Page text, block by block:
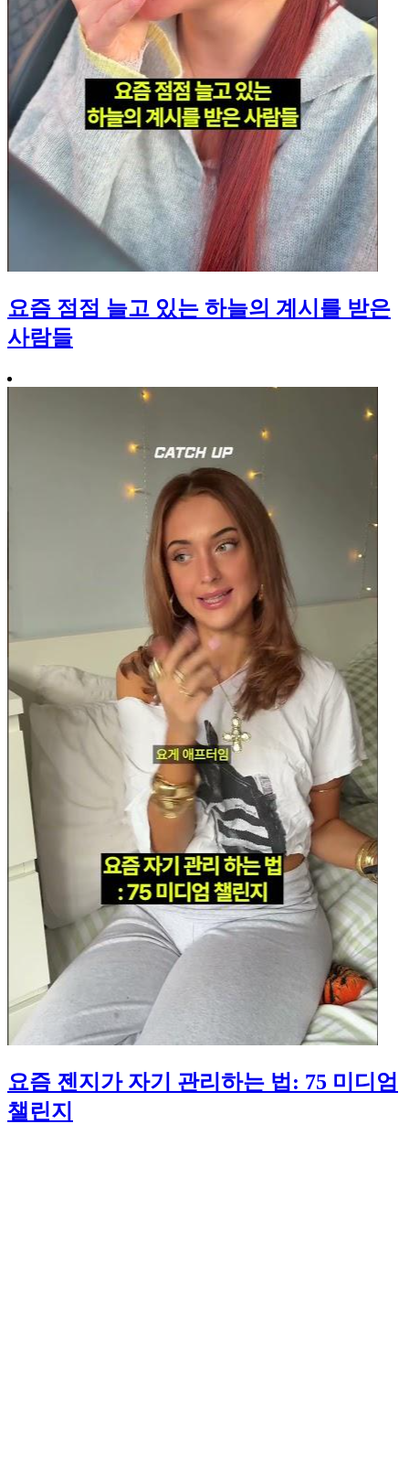
요즘 점점 늘고 있는 하늘의 계시를 받은
사람들
요즘 젠지가 자기 관리하는 법: 75 미디엄
챌린지